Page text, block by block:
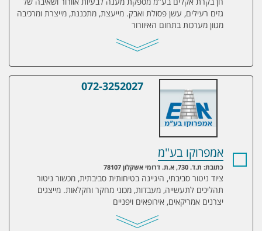
גזים רעילים, עשן פסולת ואבק. מייעצת, מתכננת, מייצרת ומרכיבה
מגוון מערכות בתחום האיוורור
אמפרוקו בע"מ
072-3252027
אמפרוקו בע"מ
כתובת: ת.ד. 730, א.ת. דרומי אשקלון 78107
ציוד ניטור סביבתי, היגיינה בטיחותית סביבתית, מכשור ניטור
תהליכים לתעשייה, מעבדות, מכוני מחקר וחקלאות. מייצגים
יצרנים אמריקאים, אירופאים ויפניים